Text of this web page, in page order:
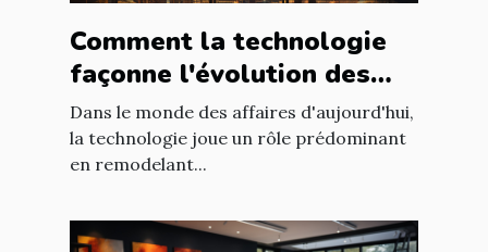
Comment la technologie
façonne l'évolution des
entreprises
Dans le monde des affaires d'aujourd'hui,
la technologie joue un rôle prédominant
en remodelant...